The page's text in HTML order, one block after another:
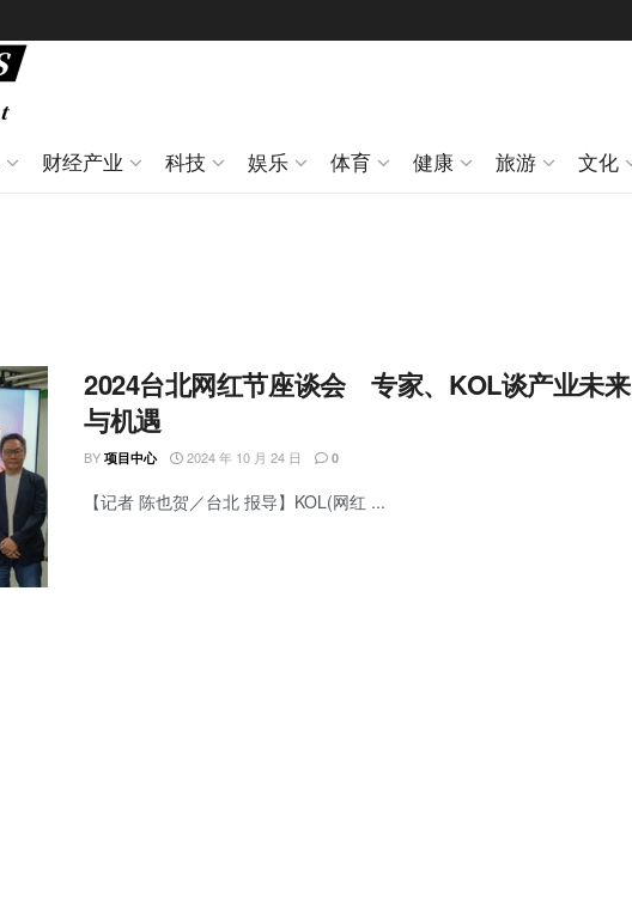
财经产业 科技 娱乐 体育 健康 旅游 文化
2024台北网红节座谈会 专家、KOL谈产业未来
与机遇
BY 项目中心 2024 年 10 月 24 日 0
【记者 陈也贺／台北 报导】KOL(网红 ...